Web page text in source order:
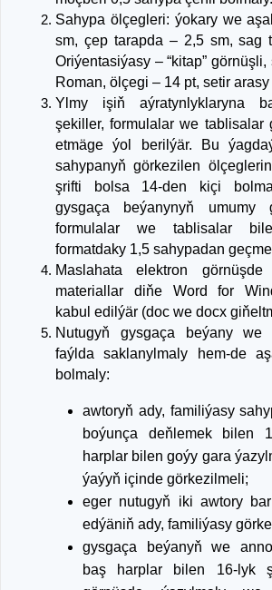
Sahypa ölçegleri: ýokary we
sm, çep tarapda – 2,5 sm, sag
Oriýentasiýasy – “kitap”
Roman, ölçegi – 14 pt, setir arasy
Ylmy işiň aýratynlyklaryna
şekiller, formulalar we tablisalar
etmäge ýol berilýär. Bu
sahypanyň görkezilen
şrifti bolsa 14-den kiçi
gysgaça beýanynyň umumy
formulalar we tablisalar
formatdaky 1,5 sahypadan
Maslahata elektron
materiallar diňe Word for
kabul edilýär (doc we docx
Nutugyň gysgaça beýany we
faýlda saklanylmaly hem-de
bolmaly:
awtoryň ady, familiýasy
boýunça deňlemek bilen
harplar bilen goýy gara
ýaýyň içinde görkezilmeli;
eger nutugyň iki awtory
edýäniň ady, familiýasy
gysgaça beýanyň we
baş harplar bilen 16-lyk